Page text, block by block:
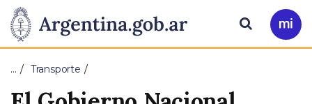
Presidencia
de
la
Pasar al contenido principal
Ir
a
Buscar
… Transporte